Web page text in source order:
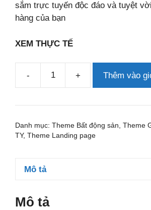
sắm trực tuyến độc đáo và tuyệt
hàng của bạn
XEM THỰC TẾ
-
Theme
lading
giới
+ Thêm vào
Danh mục: Theme Bất động sản, Theme
TY, Theme Landing page
Mô tả
Mô tả